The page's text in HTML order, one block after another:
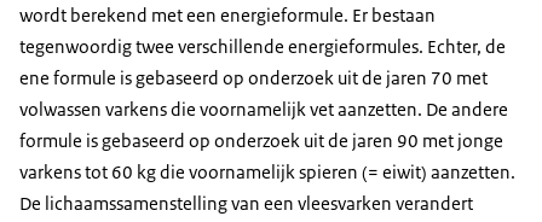
wordt berekend met een energieformule. Er bestaan
tegenwoordig twee verschillende energieformules. Echter, de
ene formule is gebaseerd op onderzoek uit de jaren 70 met
volwassen varkens die voornamelijk vet aanzetten. De andere
formule is gebaseerd op onderzoek uit de jaren 90 met jonge
varkens tot 60 kg die voornamelijk spieren (= eiwit) aanzetten.
De lichaamssamenstelling van een vleesvarken verandert